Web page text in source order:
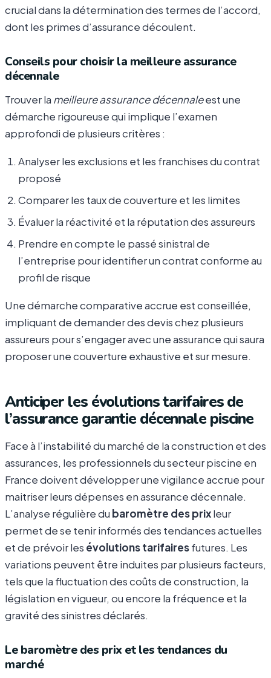
crucial dans la détermination des termes de l’accord,
dont les primes d’assurance découlent.
Conseils pour choisir la meilleure assurance
décennale
Trouver la meilleure assurance décennaleest une
démarche rigoureuse qui implique l’examen
approfondi de plusieurs critères :
Analyser les exclusions et les franchises du contrat
proposé
Comparer les taux de couverture et les limites
Évaluer la réactivité et la réputation des assureurs
Prendre en compte le passé sinistral de
l’entreprise pour identifier un contrat conforme au
profil de risque
Une démarche comparative accrue est conseillée,
impliquant de demander des devis chez plusieurs
assureurs pour s’engager avec une assurance qui saura
proposer une couverture exhaustive et sur mesure.
Anticiper les évolutions tarifaires de
l’assurance garantie décennale piscine
Face à l’instabilité du marché de la construction et des
assurances, les professionnels du secteur piscine en
France doivent développer une vigilance accrue pour
maitriser leurs dépenses en assurance décennale.
L’analyse régulière du baromètre des prixleur
permet de se tenir informés des tendances actuelles
et de prévoir les évolutions tarifairesfutures. Les
variations peuvent être induites par plusieurs facteurs,
tels que la fluctuation des coûts de construction, la
législation en vigueur, ou encore la fréquence et la
gravité des sinistres déclarés.
Le baromètre des prix et les tendances du
marché